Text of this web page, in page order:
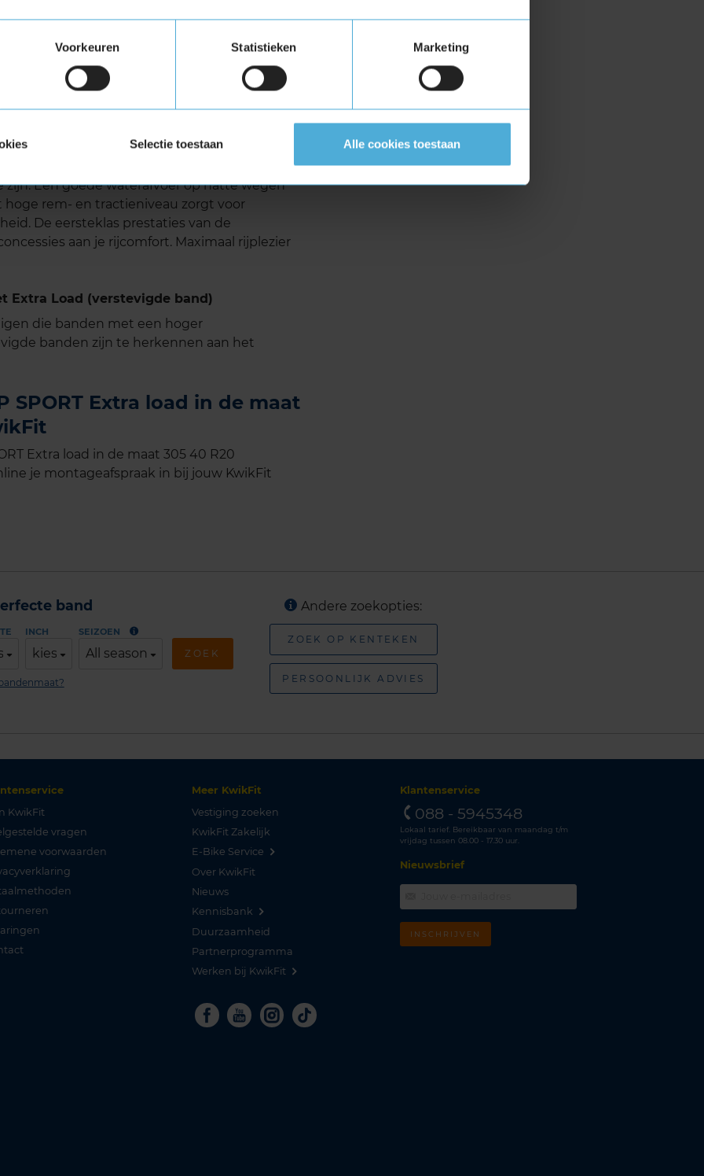
Voorkeuren Statistieken Marketing
Selectie toestaan Alle cookies toestaan
zijn bij de keuze van banden, vooral voor
De DUELER H/P SPORT banden scoren
ontworpen profiel en de gebruikte
rijden, wat bijdraagt aan een
tests door ADAC en andere organisaties
banden laag is, zelfs bij hogere snelheden.
voor veel rijplezier en voldoet aan alle
Een goede waterafvoer op natte wegen
rem- en tractieniveau zorgt voor
De eersteklas prestaties van de
aan je rijcomfort. Maximaal rijplezier
Extra Load (verstevigde band)
die banden met een hoger
banden zijn te herkennen aan het
SPORT Extra load in de maat
Extra load in de maat 305 40 R20
je montageafspraak in bij jouw KwikFit
band
INCH
kies
SEIZOEN
All season ZOEK
Andere zoekopties:
ZOEK OP KENTEKEN
PERSOONLIJK ADVIES
KwikFit
vragen
voorwaarden
Meer KwikFit
Vestiging zoeken
KwikFit Zakelijk
E-Bike Service
Over KwikFit
Nieuws
Kennisbank
Duurzaamheid
Partnerprogramma
Werken bij KwikFit
Facebook
YoutubeInstagram
Tiktok
Klantenservice
088 - 5945348
Lokaal tarief. Bereikbaar van maandag t/m
vrijdag tussen 08.00 - 17.30 uur.
Nieuwsbrief
INSCHRIJVEN